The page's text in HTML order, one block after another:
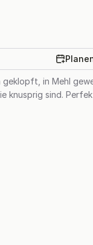
geklopft, in Mehl
knusprig sind.